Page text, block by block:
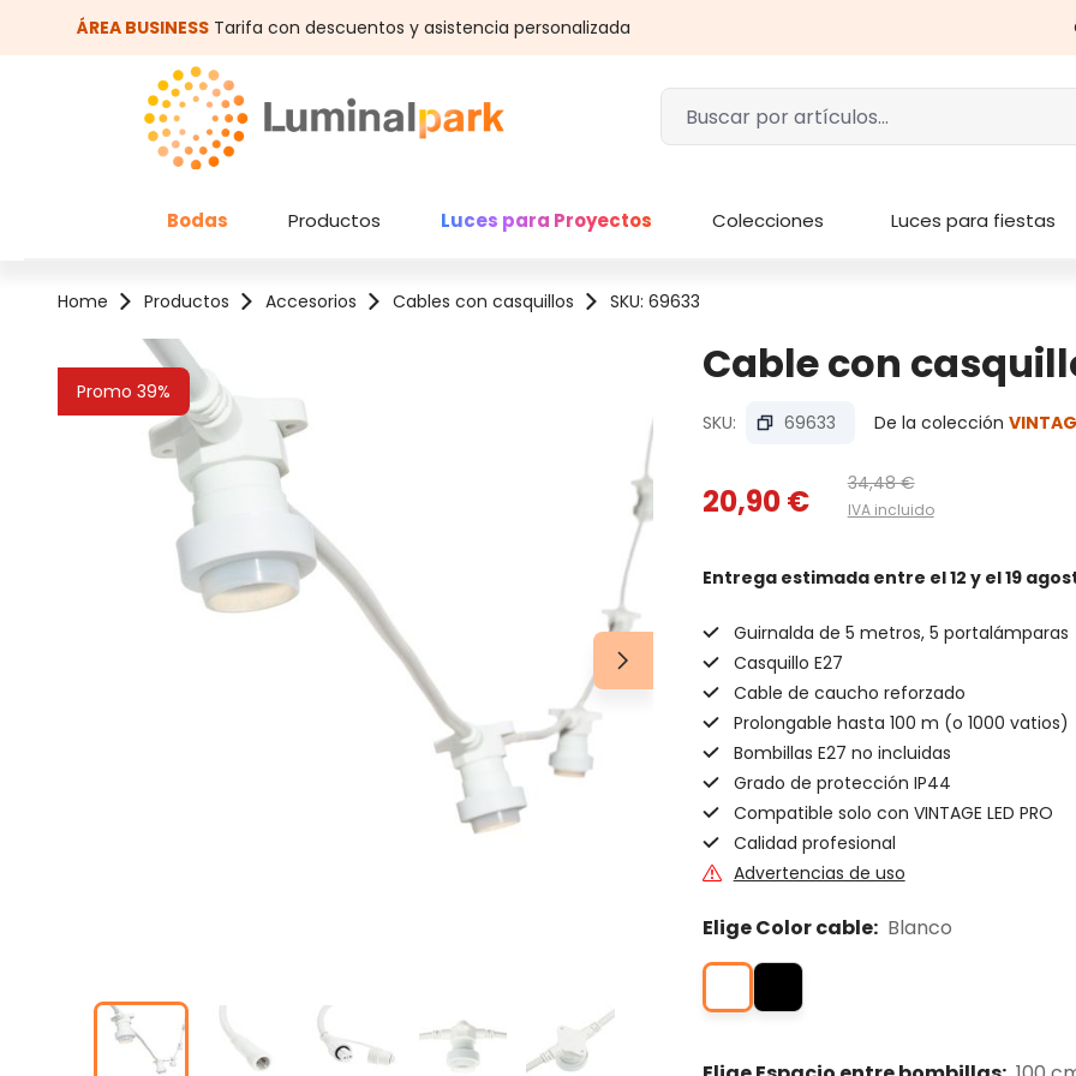
al contenido principal
Saltar a la búsqueda
ÁREA BUSINESS Tarifa con descuentos y asistencia personalizada
Bodas Productos Luces para Proyectos Colecciones Luces para fiestas
Home Productos Accesorios Cables con casquillos SKU: 69633
Promo 39%
Omitir galería de imágenes Cable con
SKU: 69633 De la colección
20,90 € 34,48 €
IVA incluido
Entrega estimada entre el 12 y el 19
Guirnalda de 5 metros, 5 portalámparas
Casquillo E27
Cable de caucho reforzado
Prolongable hasta 100 m (o 1000 vatios)
Bombillas E27 no incluidas
Grado de protección IP44
Compatible solo con VINTAGE LED PRO
Calidad profesional
Advertencias de uso
Elige Color cable: Blanco